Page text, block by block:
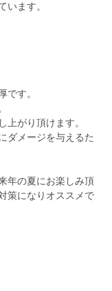
います。
です。
上がり頂けます。
ダメージを与えるた
年の夏にお楽しみ頂
策になりオススメで